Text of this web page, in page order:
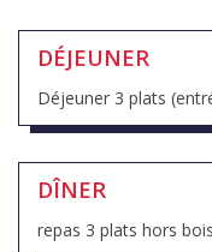
DÉJEUNER
Déjeuner 3 plats
DÎNER
repas 3 plats hors